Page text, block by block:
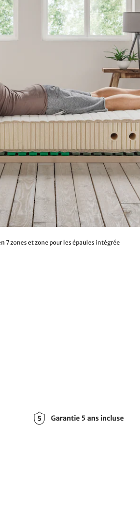
7 zones et zone pour les épaules intégrée
Garantie 5 ans incluse